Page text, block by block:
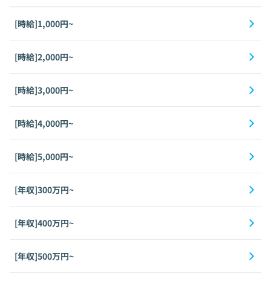
[時給]1,000円~
[時給]2,000円~
[時給]3,000円~
[時給]4,000円~
[時給]5,000円~
[年収]300万円~
[年収]400万円~
[年収]500万円~